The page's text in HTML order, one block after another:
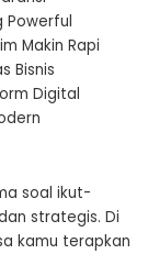
Powerful
Makin Rapi
Bisnis
Digital
soal ikut-
strategis. Di
kamu terapkan